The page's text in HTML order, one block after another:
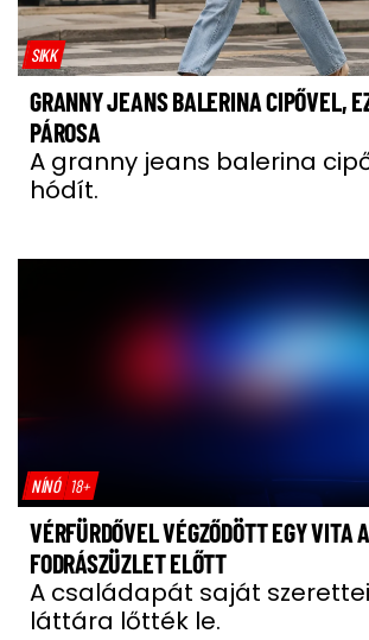
SIKK
GRANNY JEANS BALERINA CIPŐVEL,
PÁROSA
A granny jeans balerina
hódít.
NÍNÓ 18+
VÉRFÜRDŐVEL VÉGZŐDÖTT EGY VITA A
FODRÁSZÜZLET ELŐTT
A családapát saját
láttára lőtték le.